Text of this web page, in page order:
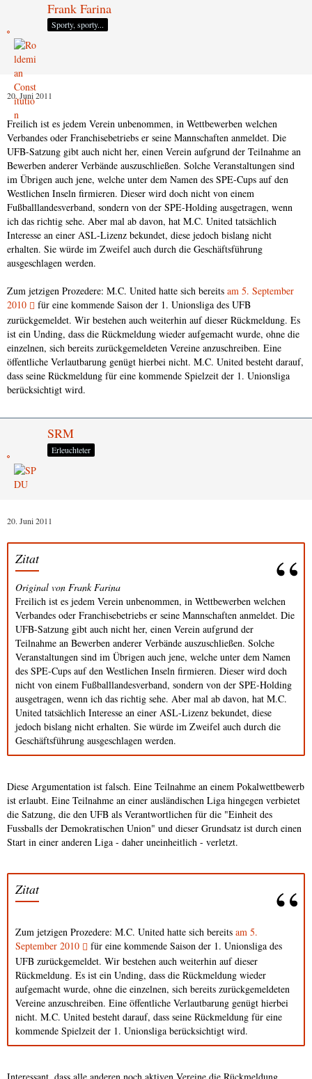
Frank Farina
Sporty, sporty...
20. Juni 2011
Freilich ist es jedem Verein unbenommen, in Wettbewerben welchen
Verbandes oder Franchisebetriebs er seine Mannschaften anmeldet. Die
UFB-Satzung gibt auch nicht her, einen Verein aufgrund der Teilnahme an
Bewerben anderer Verbände auszuschließen. Solche Veranstaltungen sind
im Übrigen auch jene, welche unter dem Namen des SPE-Cups auf den
Westlichen Inseln firmieren. Dieser wird doch nicht von einem
Fußballlandesverband, sondern von der SPE-Holding ausgetragen, wenn
ich das richtig sehe. Aber mal ab davon, hat M.C. United tatsächlich
Interesse an einer ASL-Lizenz bekundet, diese jedoch bislang nicht
erhalten. Sie würde im Zweifel auch durch die Geschäftsführung
ausgeschlagen werden.
Zum jetzigen Prozedere: M.C. United hatte sich bereits am 5. September
2010
für eine kommende Saison der 1. Unionsliga des UFB
zurückgemeldet. Wir bestehen auch weiterhin auf dieser Rückmeldung. Es
ist ein Unding, dass die Rückmeldung wieder aufgemacht wurde, ohne die
einzelnen, sich bereits zurückgemeldeten Vereine anzuschreiben. Eine
öffentliche Verlautbarung genügt hierbei nicht. M.C. United besteht darauf,
dass seine Rückmeldung für eine kommende Spielzeit der 1. Unionsliga
berücksichtigt wird.
SRM
Erleuchteter
20. Juni 2011
Zitat
Original von Frank Farina
Freilich ist es jedem Verein unbenommen, in Wettbewerben welchen
Verbandes oder Franchisebetriebs er seine Mannschaften anmeldet. Die
UFB-Satzung gibt auch nicht her, einen Verein aufgrund der
Teilnahme an Bewerben anderer Verbände auszuschließen. Solche
Veranstaltungen sind im Übrigen auch jene, welche unter dem Namen
des SPE-Cups auf den Westlichen Inseln firmieren. Dieser wird doch
nicht von einem Fußballlandesverband, sondern von der SPE-Holding
ausgetragen, wenn ich das richtig sehe. Aber mal ab davon, hat M.C.
United tatsächlich Interesse an einer ASL-Lizenz bekundet, diese
jedoch bislang nicht erhalten. Sie würde im Zweifel auch durch die
Geschäftsführung ausgeschlagen werden.
Diese Argumentation ist falsch. Eine Teilnahme an einem Pokalwettbewerb
ist erlaubt. Eine Teilnahme an einer ausländischen Liga hingegen verbietet
die Satzung, die den UFB als Verantwortlichen für die "Einheit des
Fussballs der Demokratischen Union" und dieser Grundsatz ist durch einen
Start in einer anderen Liga - daher uneinheitlich - verletzt.
Zitat
Zum jetzigen Prozedere: M.C. United hatte sich bereits am 5.
September 2010
für eine kommende Saison der 1. Unionsliga des
UFB zurückgemeldet. Wir bestehen auch weiterhin auf dieser
Rückmeldung. Es ist ein Unding, dass die Rückmeldung wieder
aufgemacht wurde, ohne die einzelnen, sich bereits zurückgemeldeten
Vereine anzuschreiben. Eine öffentliche Verlautbarung genügt hierbei
nicht. M.C. United besteht darauf, dass seine Rückmeldung für eine
kommende Spielzeit der 1. Unionsliga berücksichtigt wird.
Interessant, dass alle anderen noch aktiven Vereine die Rückmeldung